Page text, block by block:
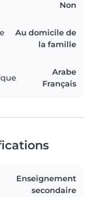
Non
Au domicile de
la famille
Arabe
Français
Enseignement
secondaire